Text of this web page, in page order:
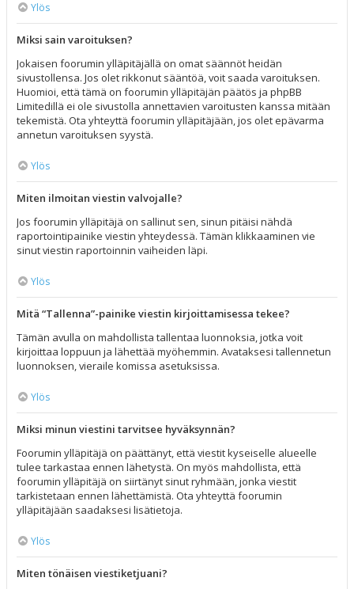
Ylös
Miksi sain varoituksen?
Jokaisen foorumin ylläpitäjällä on omat säännöt heidän
sivustollensa. Jos olet rikkonut sääntöä, voit saada varoituksen.
Huomioi, että tämä on foorumin ylläpitäjän päätös ja phpBB
Limitedillä ei ole sivustolla annettavien varoitusten kanssa mitään
tekemistä. Ota yhteyttä foorumin ylläpitäjään, jos olet epävarma
annetun varoituksen syystä.
Ylös
Miten ilmoitan viestin valvojalle?
Jos foorumin ylläpitäjä on sallinut sen, sinun pitäisi nähdä
raportointipainike viestin yhteydessä. Tämän klikkaaminen vie
sinut viestin raportoinnin vaiheiden läpi.
Ylös
Mitä “Tallenna”-painike viestin kirjoittamisessa tekee?
Tämän avulla on mahdollista tallentaa luonnoksia, jotka voit
kirjoittaa loppuun ja lähettää myöhemmin. Avataksesi tallennetun
luonnoksen, vieraile komissa asetuksissa.
Ylös
Miksi minun viestini tarvitsee hyväksynnän?
Foorumin ylläpitäjä on päättänyt, että viestit kyseiselle alueelle
tulee tarkastaa ennen lähetystä. On myös mahdollista, että
foorumin ylläpitäjä on siirtänyt sinut ryhmään, jonka viestit
tarkistetaan ennen lähettämistä. Ota yhteyttä foorumin
ylläpitäjään saadaksesi lisätietoja.
Ylös
Miten tönäisen viestiketjuani?